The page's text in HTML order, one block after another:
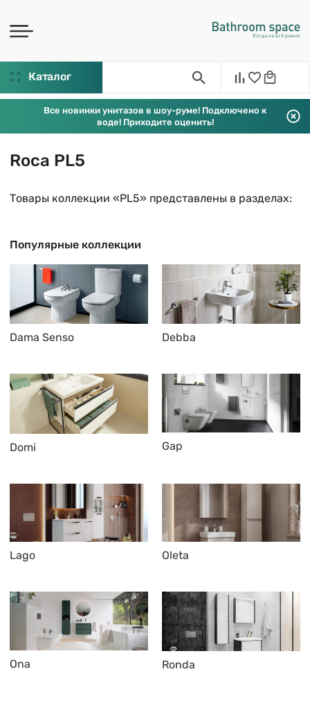
Каталог
Все новинки унитазов в шоу-руме! Подключено к
воде! Приходите оценить!
Roca PL5
Товары коллекции «PL5» представлены в разделах:
Популярные коллекции
Dama Senso Debba
Domi Gap
Lago Oleta
Ona Ronda